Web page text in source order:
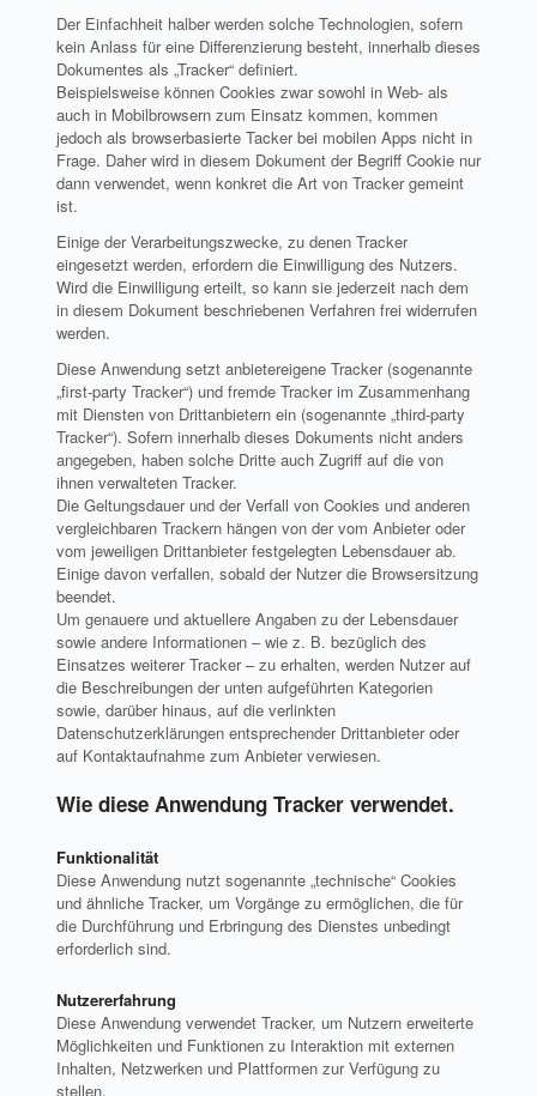
Der Einfachheit halber werden solche Technologien, sofern
kein Anlass für eine Differenzierung besteht, innerhalb dieses
Dokumentes als „Tracker“ definiert.
Beispielsweise können Cookies zwar sowohl in Web- als
auch in Mobilbrowsern zum Einsatz kommen, kommen
jedoch als browserbasierte Tacker bei mobilen Apps nicht in
Frage. Daher wird in diesem Dokument der Begriff Cookie nur
dann verwendet, wenn konkret die Art von Tracker gemeint
ist.
Einige der Verarbeitungszwecke, zu denen Tracker
eingesetzt werden, erfordern die Einwilligung des Nutzers.
Wird die Einwilligung erteilt, so kann sie jederzeit nach dem
in diesem Dokument beschriebenen Verfahren frei widerrufen
werden.
Diese Anwendung setzt anbietereigene Tracker (sogenannte
„first-party Tracker“) und fremde Tracker im Zusammenhang
mit Diensten von Drittanbietern ein (sogenannte „third-party
Tracker“). Sofern innerhalb dieses Dokuments nicht anders
angegeben, haben solche Dritte auch Zugriff auf die von
ihnen verwalteten Tracker.
Die Geltungsdauer und der Verfall von Cookies und anderen
vergleichbaren Trackern hängen von der vom Anbieter oder
vom jeweiligen Drittanbieter festgelegten Lebensdauer ab.
Einige davon verfallen, sobald der Nutzer die Browsersitzung
beendet.
Um genauere und aktuellere Angaben zu der Lebensdauer
sowie andere Informationen – wie z. B. bezüglich des
Einsatzes weiterer Tracker – zu erhalten, werden Nutzer auf
die Beschreibungen der unten aufgeführten Kategorien
sowie, darüber hinaus, auf die verlinkten
Datenschutzerklärungen entsprechender Drittanbieter oder
auf Kontaktaufnahme zum Anbieter verwiesen.
Wie diese Anwendung Tracker verwendet.
Funktionalität
Diese Anwendung nutzt sogenannte „technische“ Cookies
und ähnliche Tracker, um Vorgänge zu ermöglichen, die für
die Durchführung und Erbringung des Dienstes unbedingt
erforderlich sind.
Nutzererfahrung
Diese Anwendung verwendet Tracker, um Nutzern erweiterte
Möglichkeiten und Funktionen zu Interaktion mit externen
Inhalten, Netzwerken und Plattformen zur Verfügung zu
stellen.